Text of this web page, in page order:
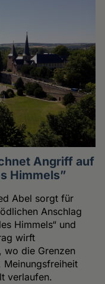
Angriff auf
Himmels”
Abel sorgt für
Anschlag
Himmels“ und
wirft
wo die Grenzen
Meinungsfreiheit
verlaufen.